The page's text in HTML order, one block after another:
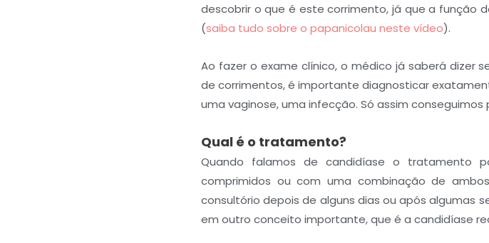
descobrir o que é este corrimento, já que a função
(saiba tudo sobre o papanicolau neste vídeo).
Ao fazer o exame clínico, o médico já saberá dizer
de corrimentos, é importante diagnosticar
uma vaginose, uma infecção. Só assim
Qual é o tratamento?
Quando falamos de candidíase o tratamento
comprimidos ou com uma combinação de
consultório depois de alguns dias ou após algumas
em outro conceito importante, que é a candidíase